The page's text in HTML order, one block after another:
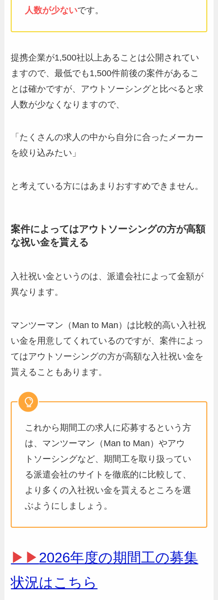
人数が少ないです。
提携企業が1,500社以上あることは公開されてい
ますので、最低でも1,500件前後の案件があるこ
とは確かですが、アウトソーシングと比べると求
人数が少なくなりますので、
「たくさんの求人の中から自分に合ったメーカー
を絞り込みたい」
と考えている方にはあまりおすすめできません。
案件によってはアウトソーシングの方が高額
な祝い金を貰える
入社祝い金というのは、派遣会社によって金額が
異なります。
マンツーマン（Man to Man）は比較的高い入社祝
い金を用意してくれているのですが、案件によっ
てはアウトソーシングの方が高額な入社祝い金を
貰えることもあります。
これから期間工の求人に応募するという方
は、マンツーマン（Man to Man）やアウ
トソーシングなど、期間工を取り扱ってい
る派遣会社のサイトを徹底的に比較して、
より多くの入社祝い金を貰えるところを選
ぶようにしましょう。
▶▶2026年度の期間工の募集
状況はこちら